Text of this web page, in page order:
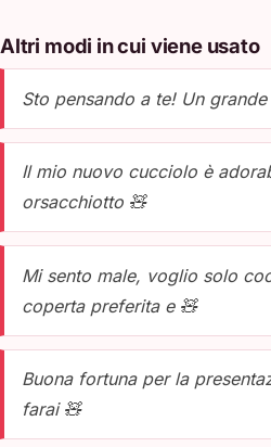
Altri modi in cui viene usato
Sto pensando a te! Un
Il mio nuovo cucciolo è
orsacchiotto 🧸
Mi sento male, voglio solo
coperta preferita e 🧸
Buona fortuna per la
farai 🧸